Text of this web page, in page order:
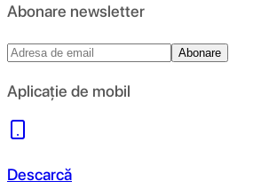
Abonare newsletter
Abonare
Aplicație de mobil
Descarcă